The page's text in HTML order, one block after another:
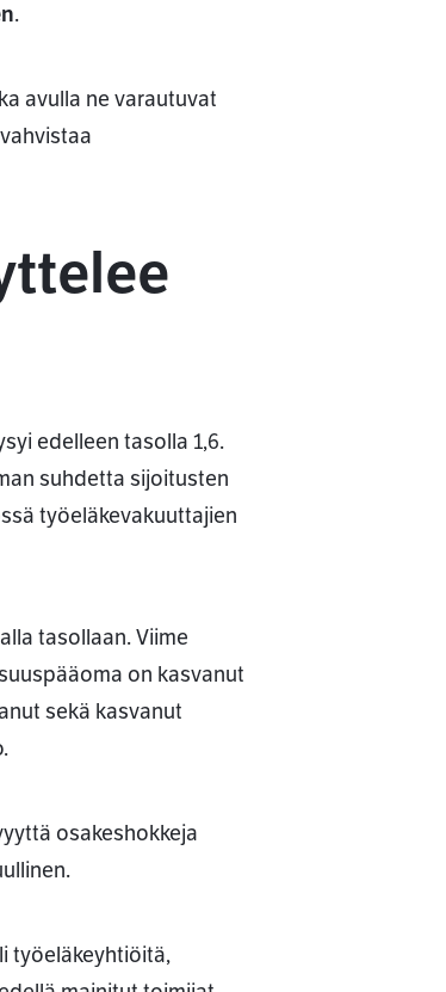
.
avulla ne varautuvat
edelleen tasolla 1,6.
suhdetta sijoitusten
työeläkevakuuttajien
tasollaan. Viime
on kasvanut
sekä kasvanut
osakeshokkeja
työeläkeyhtiöitä,